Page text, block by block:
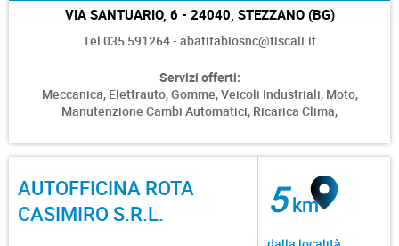
VIA SANTUARIO, 6 - 24040, STEZZANO (BG)
Tel 035 591264 - abatifabiosnc@tiscali.it
Servizi offerti:
Meccanica, Elettrauto,Gomme,Veicoli Industriali, Moto,
Manutenzione Cambi Automatici, Ricarica Clima,
AUTOFFICINA ROTA
CASIMIRO S.R.L.
5km